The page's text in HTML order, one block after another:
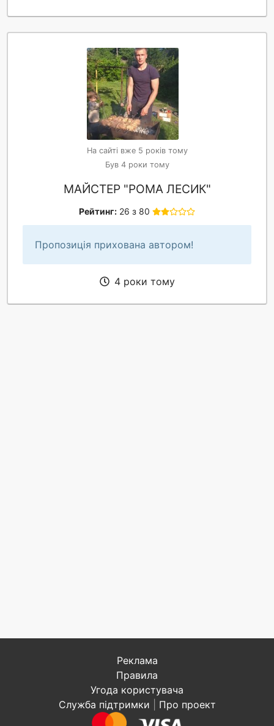
На сайті вже 5 років тому
Був 4 роки тому
МАЙСТЕР "РОМА ЛЕСИК"
Рейтинг: 26 з 80
Пропозиція прихована автором!
4 роки тому
Реклама
Правила
Угода користувача
Служба підтримки
Про проект